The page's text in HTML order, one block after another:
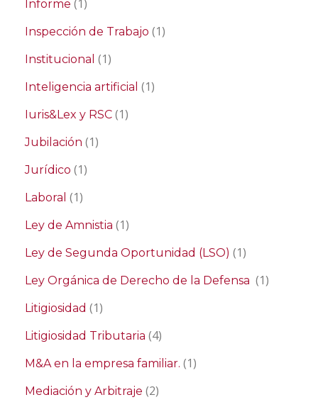
Informe (1)
Inspección de Trabajo (1)
Institucional (1)
Inteligencia artificial (1)
Iuris&Lex y RSC (1)
Jubilación (1)
Jurídico (1)
Laboral (1)
Ley de Amnistia (1)
Ley de Segunda Oportunidad (LSO) (1)
Ley Orgánica de Derecho de la Defensa (1)
Litigiosidad (1)
Litigiosidad Tributaria (4)
M&A en la empresa familiar. (1)
Mediación y Arbitraje (2)